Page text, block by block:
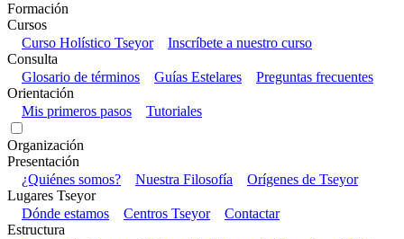
Formación
Cursos
Curso Holístico Tseyor
Inscríbete a nuestro curso
Consulta
Glosario de términos
Guías Estelares
Preguntas frecuentes
Orientación
Mis primeros pasos
Tutoriales
Organización
Presentación
¿Quiénes somos?
Nuestra Filosofía
Orígenes de Tseyor
Lugares Tseyor
Dónde estamos
Centros Tseyor
Contactar
Estructura